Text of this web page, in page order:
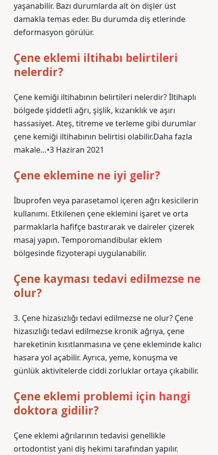
yaşanabilir. Bazı durumlarda alt ön dişler üst
damakla temas eder. Bu durumda diş etlerinde
deformasyon görülür.
Çene eklemi iltihabı belirtileri
nelerdir?
Çene kemiği iltihabının belirtileri nelerdir? İltihaplı
bölgede şiddetli ağrı, şişlik, kızarıklık ve aşırı
hassasiyet. Ateş, titreme ve terleme gibi durumlar
çene kemiği iltihabının belirtisi olabilir.Daha fazla
makale…•3 Haziran 2021
Çene eklemine ne iyi gelir?
İbuprofen veya parasetamol içeren ağrı kesicilerin
kullanımı. Etkilenen çene eklemini işaret ve orta
parmaklarla hafifçe bastırarak ve daireler çizerek
masaj yapın. Temporomandibular eklem
bölgesinde fizyoterapi uygulanabilir.
Çene kayması tedavi edilmezse ne
olur?
3. Çene hizasızlığı tedavi edilmezse ne olur? Çene
hizasızlığı tedavi edilmezse kronik ağrıya, çene
hareketinin kısıtlanmasına ve çene ekleminde kalıcı
hasara yol açabilir. Ayrıca, yeme, konuşma ve
günlük aktivitelerde ciddi zorluklar ortaya çıkabilir.
Çene eklemi problemi için hangi
doktora gidilir?
Çene eklemi ağrılarının tedavisi genellikle
ortodontist yani diş hekimi tarafından yapılır.